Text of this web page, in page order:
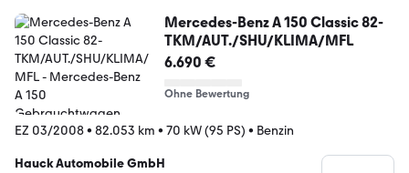
Mercedes-Benz A 150 Classic 82-
TKM/AUT./SHU/KLIMA/MFL
6.690 €
Ohne Bewertung
EZ 03/2008• 82.053 km • 70 kW (95 PS) • Benzin
Hauck Automobile GmbH